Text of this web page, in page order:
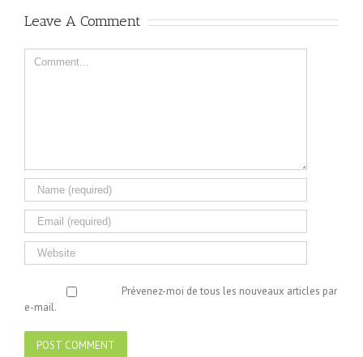
Leave A Comment
Comment
Prévenez-moi de tous les nouveaux articles par
e-mail.